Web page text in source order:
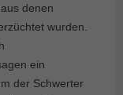
denen
wur­den.
ein
der Schwerter